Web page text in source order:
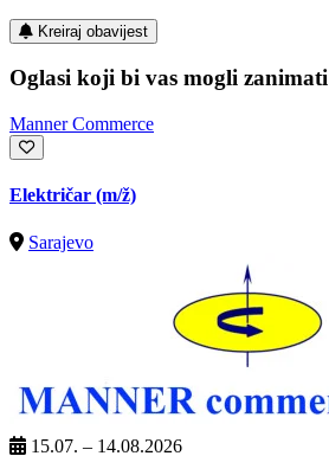
Kreiraj obavijest
Oglasi koji bi vas mogli zanimati
Manner Commerce
Električar (m/ž)
Sarajevo
15.07. – 14.08.2026